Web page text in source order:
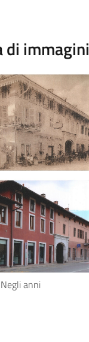
di immagini
Negli anni